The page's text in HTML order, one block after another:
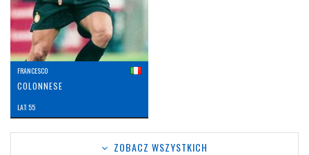
FRANCESCO
COLONNESE
LAT: 55
ZOBACZ WSZYSTKICH